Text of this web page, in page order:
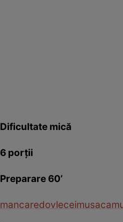
Dificultate mică
6 porţii
Preparare 60’
mancaredovleceimusaca